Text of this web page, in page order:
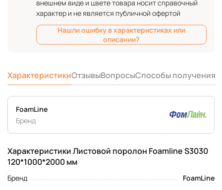
внешнем виде и цвете товара носит справочный
характер и не является публичной офертой
Нашли ошибку в характеристиках или
описании?
ХарактеристикиОтзывыВопросыСпособы получения
Характеристики Листовой поролон Foamline S3030
120*1000*2000 мм
Бренд
FoamLine
FoamLine
Бренд